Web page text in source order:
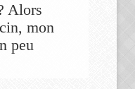
Alors
mon
peu